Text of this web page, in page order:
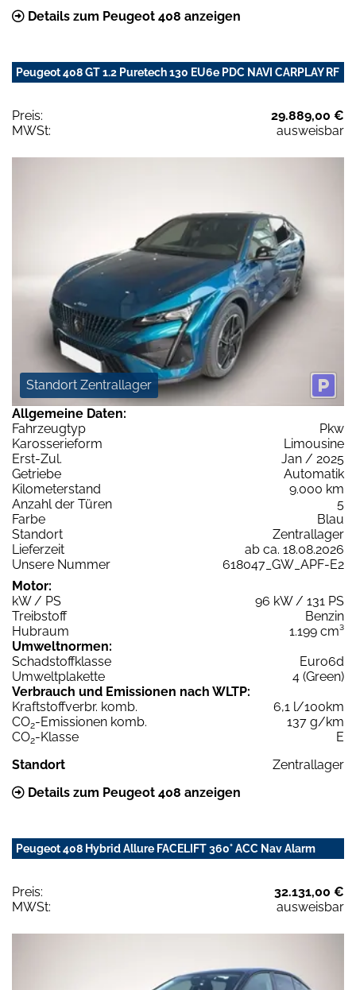
Details zum Peugeot 408 anzeigen
Peugeot 408 GT 1.2 Puretech 130 EU6e PDC NAVI CARPLAY RF
Preis:
29.889,00 €
MWSt:
ausweisbar
Standort Zentrallager
Allgemeine Daten:
Fahrzeugtyp
Pkw
Karosserieform
Limousine
Erst-Zul.
Jan / 2025
Getriebe
Automatik
Kilometerstand
9.000 km
Anzahl der Türen
5
Farbe
Blau
Standort
Zentrallager
Lieferzeit
ab ca. 18.08.2026
Unsere Nummer
618047_GW_APF-E2
Motor:
kW / PS
96 kW / 131 PS
Treibstoff
Benzin
Hubraum
1.199 cm³
Umweltnormen:
Schadstoffklasse
Euro6d
Umweltplakette
4 (Green)
Verbrauch und Emissionen nach WLTP:
Kraftstoffverbr. komb.
6,1 l/100km
CO2-Emissionen komb.
137 g/km
CO2-Klasse
E
Standort
Zentrallager
Details zum Peugeot 408 anzeigen
Peugeot 408 Hybrid Allure FACELIFT 360° ACC Nav Alarm
Preis:
32.131,00 €
MWSt:
ausweisbar